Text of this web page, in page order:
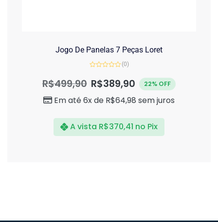
Jogo De Panelas 7 Peças Loret
de
(0)
R$499,90 R$389,90 22% OFF
Em até 6x de R$64,98 sem juros
A vista R$370,41 no Pix